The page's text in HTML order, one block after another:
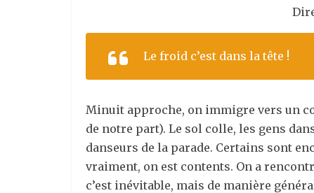
Le froid c’est dans la tête !
Minuit approche, on immigre vers un
de notre part). Le sol colle, les gens
danseurs de la parade. Certains sont
vraiment, on est contents. On a
c’est inévitable, mais de manière